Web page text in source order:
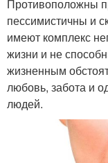
Противоположны
пессимистичны и
имеют комплекс
жизни и не
жизненным
любовь, забота и
людей.